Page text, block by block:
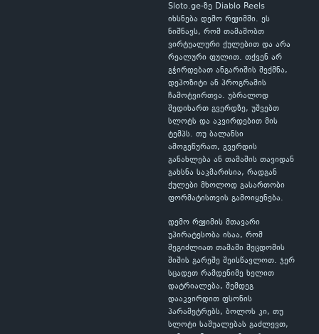
Sloto.ge-ზე Diablo Reels
იხსნება დემო რეჟიმში. ეს
ნიშნავს, რომ თამაშობთ
ვირტუალური ქულებით და არა
რეალური ფულით. თქვენ არ
გჭირდებათ ანგარიშის შექმნა,
დეპოზიტი ან პროგრამის
ჩამოტვირთვა. უბრალოდ
შედიხართ გვერდზე, უშვებთ
სლოტს და აკვირდებით მის
ტემპს. თუ ბალანსი
ამოგეწურათ, გვერდის
განახლება ან თამაშის თავიდან
გახსნა საკმარისია, რადგან
ქულები მხოლოდ გასართობი
ფორმატისთვის გამოიყენება.
დემო რეჟიმის მთავარი
უპირატესობა ისაა, რომ
შეგიძლიათ თამაში შეცდომის
შიშის გარეშე შეისწავლოთ. ჯერ
სცადეთ რამდენიმე ხელით
დატრიალება, შემდეგ
დააკვირდით ფსონის
პარამეტრებს, ბოლოს კი, თუ
სლოტი საშუალებას გაძლევთ,